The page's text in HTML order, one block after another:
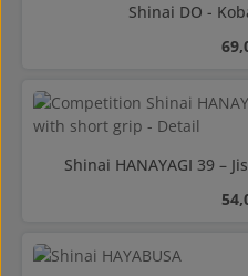
Shinai DO -
Shinai HANAYAGI 39 –